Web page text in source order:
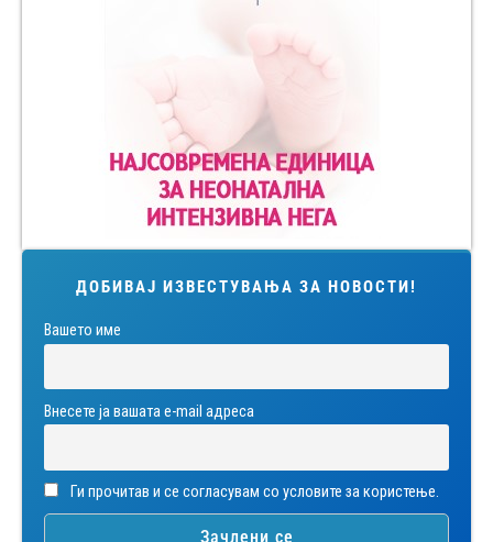
ДОБИВАЈ ИЗВЕСТУВАЊА ЗА НОВОСТИ!
Вашето име
Внесете ја вашата е-mail адреса
Ги прочитав и се согласувам со условите за користење.